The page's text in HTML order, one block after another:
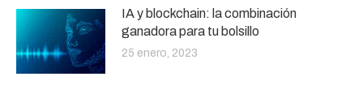
IA y blockchain: la combinación
ganadora para tu bolsillo
25 enero, 2023